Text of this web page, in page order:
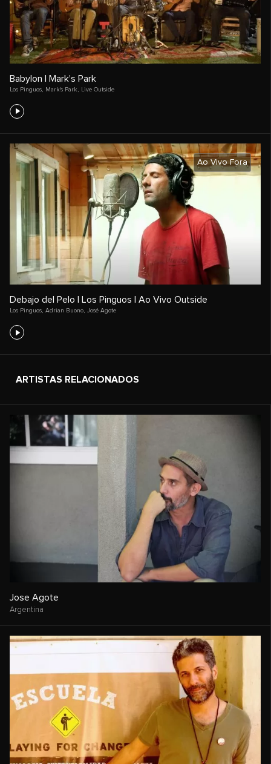
Babylon | Mark's Park
Los Pinguos Mark's Park Live Outside
Ao Vivo Fora
Debajo del Pelo | Los Pinguos | Ao Vivo Outside
Los Pinguos, Adrian Buono, José Agote
ARTISTAS RELACIONADOS
Jose Agote
Argentina